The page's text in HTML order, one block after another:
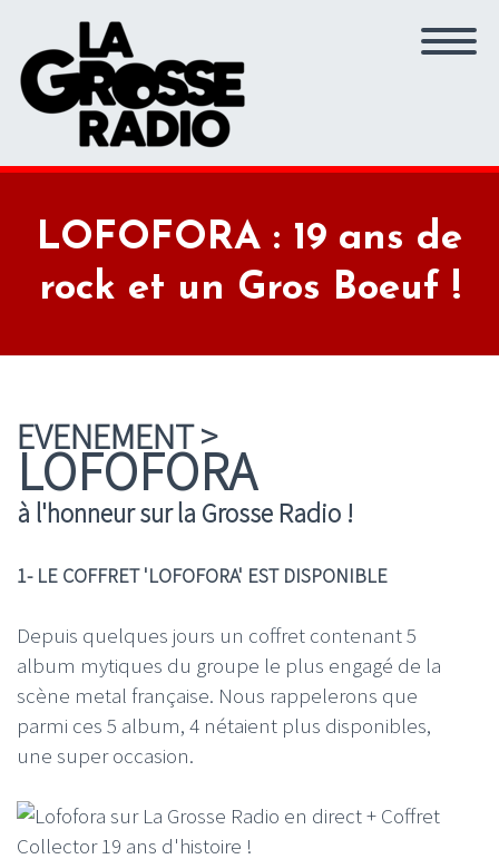
LOFOFORA : 19 ans de
rock et un Gros Boeuf !
EVENEMENT >
LOFOFORA
à l'honneur sur la Grosse Radio !
1- LE COFFRET 'LOFOFORA' EST DISPONIBLE
Depuis quelques jours un coffret contenant 5
album mytiques du groupe le plus engagé de la
scène metal française. Nous rappelerons que
parmi ces 5 album, 4 nétaient plus disponibles,
une super occasion.